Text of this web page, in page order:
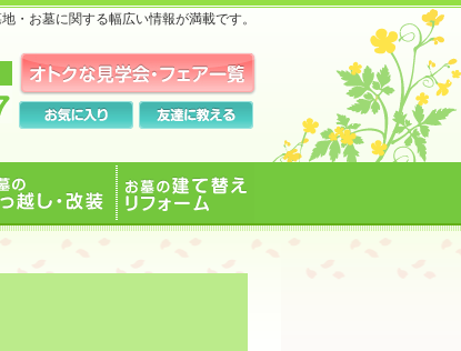
・お墓に関する幅広い情報が満載です。